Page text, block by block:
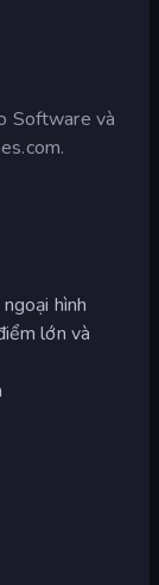
Software và
hình
lớn và